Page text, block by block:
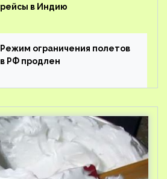
рейсы в Индию
Режим ограничения полетов
в РФ продлен